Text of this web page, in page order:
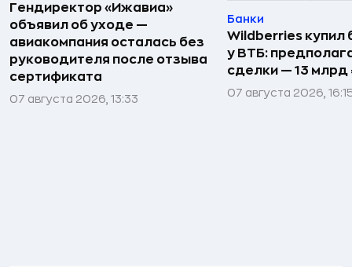
Гендиректор «Ижавиа»
объявил об уходе —
авиакомпания осталась без
руководителя после отзыва
сертификата
07 августа 2026, 13:33
Банки
Wildberries купил
у ВТБ:
сделки — 13 млрд
07 августа 2026,